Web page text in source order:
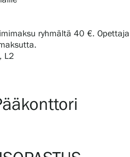
ryhmältä 40 €. Opettaja
L2